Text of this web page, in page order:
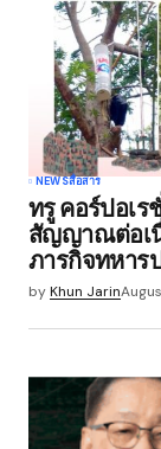
NEWSสื่อสาร
ทรู คอร์ปอเ
สัญญาณต่อเนื่
ภารกิจทหาร
byKhun Jarin